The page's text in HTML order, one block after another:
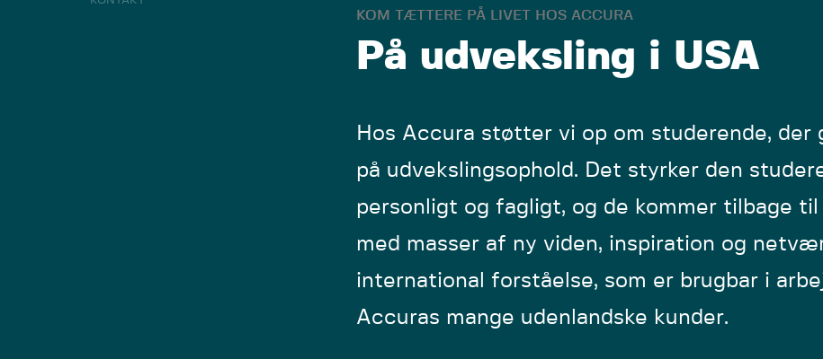
KOM TÆTTERE PÅ LIVET HOS ACCURA
På udveksling i USA
Hos Accura støtter vi op om studerende, der
på udvekslingsophold. Det styrker den
personligt og fagligt, og de kommer tilbage
med masser af ny viden, inspiration og
international forståelse, som er brugbar i
Accuras mange udenlandske kunder.